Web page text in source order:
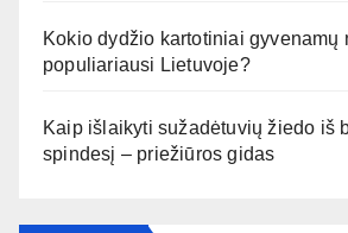
Kokio dydžio kartotiniai gyvenamų
populiariausi Lietuvoje?
Kaip išlaikyti sužadėtuvių žiedo iš
spindesį – priežiūros gidas